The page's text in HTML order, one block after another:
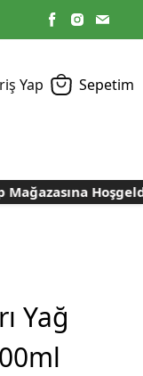
Yap Sepetim
Malzemeleri
Folluklar
Sağlık
Sağlık
Yağ